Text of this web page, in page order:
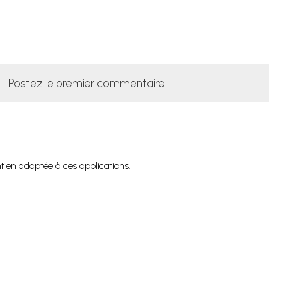
Postez le premier commentaire
adaptée à ces applications.